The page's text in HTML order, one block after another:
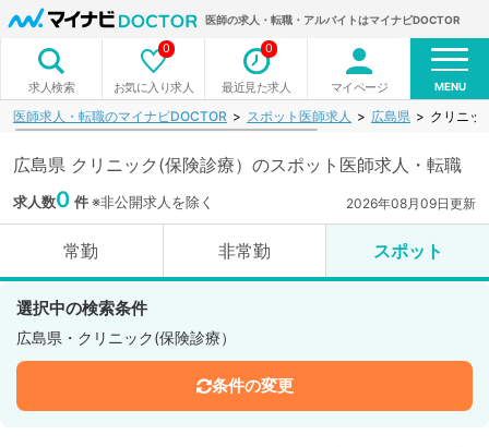
医師の求人・転職・アルバイトはマイナビDOCTOR
求人検索 お気に入り求人
0
最近見た求人
0
マイページ MENU
医師求人・転職のマイナビDOCTOR スポット医師求人 広島県 クリニッ
広島県 クリニック(保険診療）のスポット医師求人・転職
求人数0 件※非公開求人を除く 2026年08月09日更新
常勤 非常勤 スポット
選択中の検索条件
広島県・クリニック(保険診療）
条件の変更